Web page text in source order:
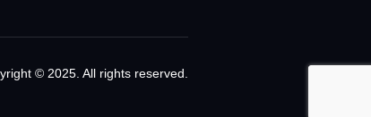
© 2025. All rights reserved.